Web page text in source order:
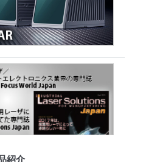
紹介